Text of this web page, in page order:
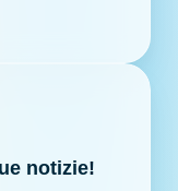
notizie!